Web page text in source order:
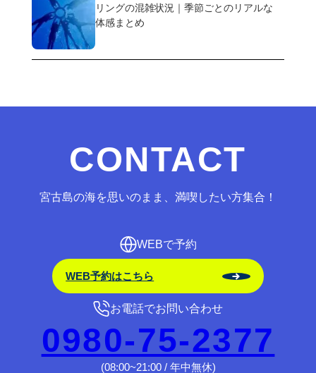
リングの混雑状況｜季節ごとのリアルな
体感まとめ
CONTACT
宮古島の海を思いのまま、満喫したい方集合！
WEBで予約
WEB予約はこちら
お電話でお問い合わせ
0980-75-2377
(08:00~21:00 / 年中無休)